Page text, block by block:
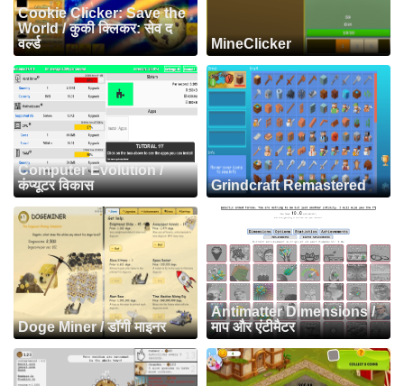
Cookie Clicker: Save the
World / कुकी क्लिकर: सेव द
वर्ल्ड
MineClicker
Computer Evolution /
कंप्यूटर विकास
Grindcraft Remastered
Doge Miner / डॉगी माइनर
Antimatter Dimensions /
माप और एंटीमैटर